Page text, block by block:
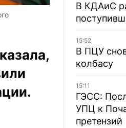
В КДАиС
15:52
В ПЦУ
колбасу
15:11
ГЭСС:
УПЦ к
претензий